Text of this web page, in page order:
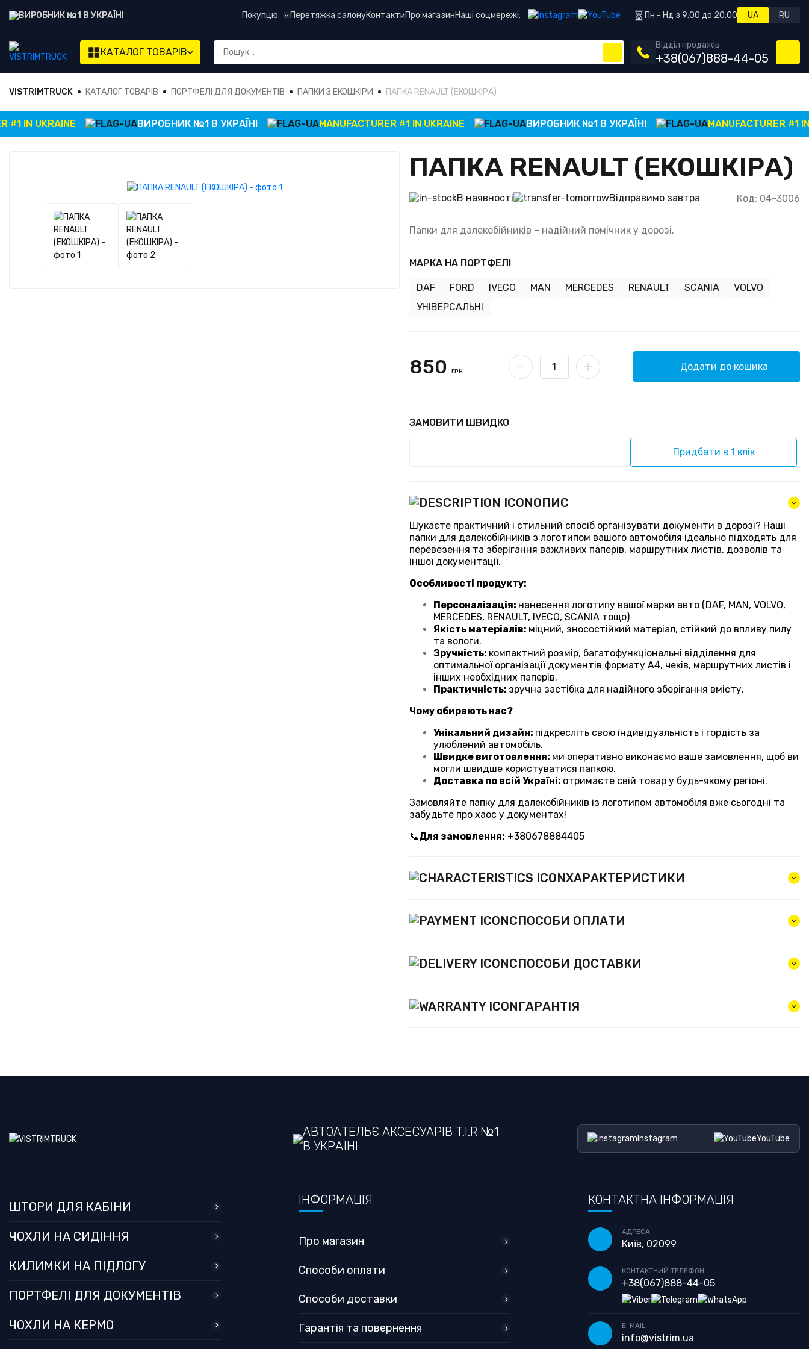
ВИРОБНИК №1 В УКРАЇНІ Покупцю Перетяжка салонуКонтактиПро магазинНаші соцмережі: Пн - Нд з 9:00 до 20:00 UA RU
КАТАЛОГ ТОВАРІВ
Відділ продажів
+38(067)888-44-05
VISTRIMTRUCK КАТАЛОГ ТОВАРІВ ПОРТФЕЛІ ДЛЯ ДОКУМЕНТІВ ПАПКИ З ЕКОШКІРИ ПАПКА RENAULT (ЕКОШКІРА)
UKRAINE ВИРОБНИК №1 В УКРАЇНІ MANUFACTURER #1 IN UKRAINE ВИРОБНИК №1 В УКРАЇНІ MANUFACTURER #1 IN
ПАПКА RENAULT (ЕКОШКІРА)
В наявності Відправимо завтра Код: 04-3006
Папки для далекобійників – надійний помічник у дорозі.
МАРКА НА ПОРТФЕЛІ
DAF FORD IVECO MAN MERCEDES RENAULT SCANIA
VOLVO
УНІВЕРСАЛЬНІ
850 ГРН Додати до кошика
ЗАМОВИТИ ШВИДКО
Придбати в 1 клік
ОПИС
Шукаєте практичний і стильний спосіб організувати документи в дорозі? Наші
папки для далекобійників з логотипом вашого автомобіля ідеально підходять для
перевезення та зберігання важливих паперів, маршрутних листів, дозволів та
іншої документації.
Особливості продукту:
Персоналізація: нанесення логотипу вашої марки авто (DAF, MAN, VOLVO,
MERCEDES, RENAULT, IVECO, SCANIA тощо)
Якість матеріалів: міцний, зносостійкий матеріал, стійкий до впливу пилу
та вологи.
Зручність: компактний розмір, багатофункціональні відділення для
оптимальної організації документів формату А4, чеків, маршрутних листів і
інших необхідних паперів.
Практичність: зручна застібка для надійного зберігання вмісту.
Чому обирають нас?
Унікальний дизайн: підкресліть свою індивідуальність і гордість за
улюблений автомобіль.
Швидке виготовлення: ми оперативно виконаємо ваше замовлення, щоб ви
могли швидше користуватися папкою.
Доставка по всій Україні: отримаєте свій товар у будь-якому регіоні.
Замовляйте папку для далекобійників із логотипом автомобіля вже сьогодні та
забудьте про хаос у документах!
📞Для замовлення: +380678884405
ХАРАКТЕРИСТИКИ
СПОСОБИ ОПЛАТИ
СПОСОБИ ДОСТАВКИ
ГАРАНТІЯ
АВТОАТЕЛЬЄ АКСЕСУАРІВ T.I.R №1
В УКРАЇНІ
Instagram YouTube
ШТОРИ ДЛЯ КАБІНИ
ЧОХЛИ НА СИДІННЯ
КИЛИМКИ НА ПІДЛОГУ
ПОРТФЕЛІ ДЛЯ ДОКУМЕНТІВ
ЧОХЛИ НА КЕРМО
ІНФОРМАЦІЯ
Про магазин
Способи оплати
Способи доставки
Гарантія та повернення
КОНТАКТНА ІНФОРМАЦІЯ
АДРЕСА
Київ, 02099
КОНТАКТНИЙ ТЕЛЕФОН
+38(067)888-44-05
E-MAIL
info@vistrim.ua